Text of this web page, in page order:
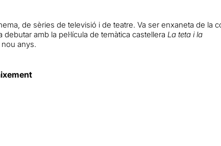
de sèries de televisió i de teatre. Va ser enxaneta de la
amb la pel·lícula de temàtica castelleraLa teta i la
anys.